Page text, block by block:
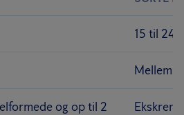
15 til 24
Mellem
og op til 2